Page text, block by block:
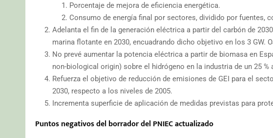
Porcentaje de mejora de eficiencia energética.
Consumo de energía final por sectores, dividido por fuentes,
Adelanta el fin de la generación eléctrica a partir del carbón de
marina flotante en 2030, encuadrando dicho objetivo en los 3 GW.
No prevé aumentar la potencia eléctrica a partir de biomasa en
non-biological origin) sobre el hidrógeno en la industria de un 25 %
Refuerza el objetivo de reducción de emisiones de GEI para el
2030, respecto a los niveles de 2005.
Incrementa superficie de aplicación de medidas previstas para
Puntos negativos del borrador del PNIEC actualizado